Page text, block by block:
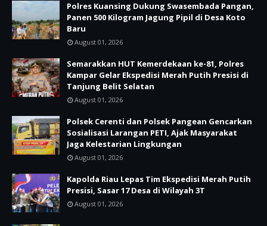
Polres Kuansing Dukung Swasembada Pangan,
Panen 500 Kilogram Jagung Pipil di Desa Koto
Baru
August 01, 2026
Semarakkan HUT Kemerdekaan ke-81, Polres
Kampar Gelar Ekspedisi Merah Putih Presisi di
Tanjung Belit Selatan
August 01, 2026
Polsek Cerenti dan Polsek Pangean Gencarkan
Sosialisasi Larangan PETI, Ajak Masyarakat
Jaga Kelestarian Lingkungan
August 01, 2026
Kapolda Riau Lepas Tim Ekspedisi Merah Putih
Presisi, Sasar 17 Desa di Wilayah 3T
August 01, 2026